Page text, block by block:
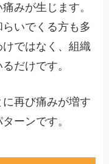
みが生じます。
いでくる方も多
ではなく、組織
だけです。
再び痛みが増す
ーンです。